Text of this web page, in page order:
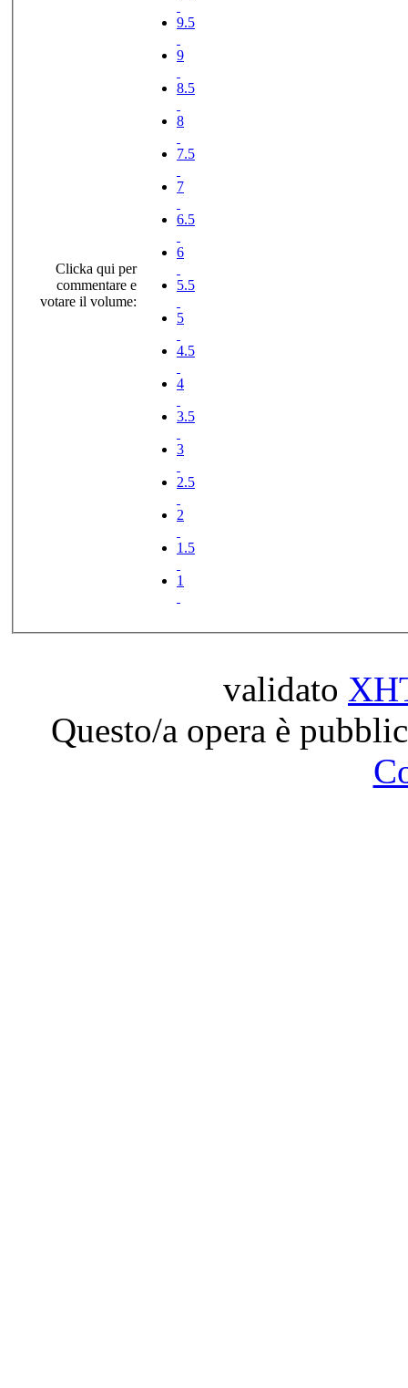
Clicka qui per
commentare e
votare il volume:
9.5
9
8.5
8
7.5
7
6.5
6
5.5
5
4.5
4
3.5
3
2.5
2
1.5
1
validato
Questo/a opera è